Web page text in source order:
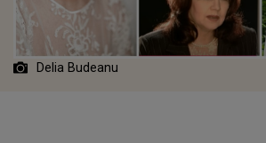
Delia Budeanu